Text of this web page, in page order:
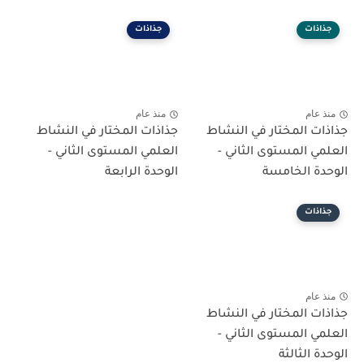
جذاذات
منذ عام
جذاذات المختار في النشاط
العلمي المستوى الثاني -
الوحدة الخامسة
جذاذات
منذ عام
جذاذات المختار في النشاط
العلمي المستوى الثاني -
الوحدة الرابعة
جذاذات
منذ عام
جذاذات المختار في النشاط
العلمي المستوى الثاني -
الوحدة الثالثة